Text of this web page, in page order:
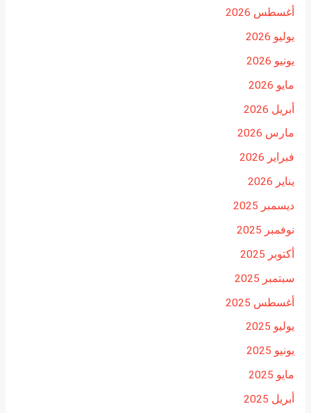
أغسطس 2026
يوليو 2026
يونيو 2026
مايو 2026
أبريل 2026
مارس 2026
فبراير 2026
يناير 2026
ديسمبر 2025
نوفمبر 2025
أكتوبر 2025
سبتمبر 2025
أغسطس 2025
يوليو 2025
يونيو 2025
مايو 2025
أبريل 2025